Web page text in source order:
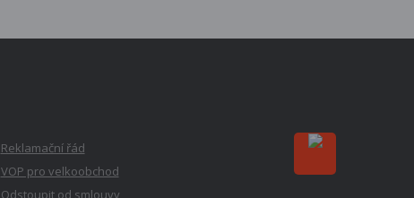
Reklamační řád
VOP pro velkoobchod
Odstoupit od smlouvy